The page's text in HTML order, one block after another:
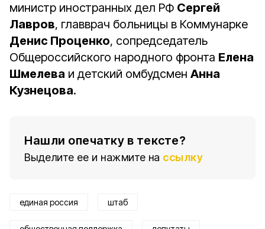
министр иностранных дел РФ Сергей
Лавров, главврач больницы в Коммунарке
Денис Проценко, сопредседатель
Общероссийского народного фронта Елена
Шмелева и детский омбудсмен Анна
Кузнецова.
Нашли опечатку в тексте?
Выделите ее и нажмите на ссылку
единая россия штаб